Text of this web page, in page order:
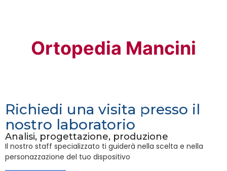
Ortopedia Mancini
Richiedi una visita presso il
nostro laboratorio
Analisi, progettazione, produzione
Il nostro staff specializzato ti guiderà nella scelta e nella
personazzazione del tuo dispositivo